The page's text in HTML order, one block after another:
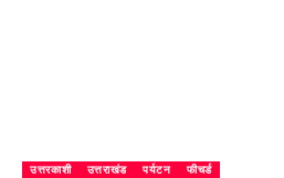
उत्तरकाशी उत्तराखंड पर्यटन फीचर्ड